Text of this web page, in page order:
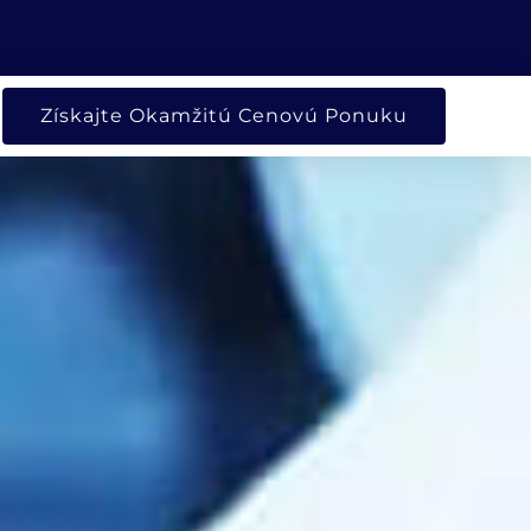
SPOLOČNOSŤ
Získajte Okamžitú Cenovú Ponuku